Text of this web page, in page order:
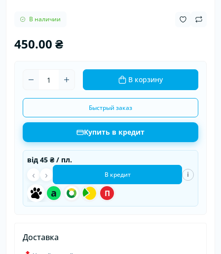
В наличии
450.00 ₴
В корзину
Быстрый заказ
Купить в кредит
від 45 ₴ / пл.
‹
a
П
› В кредит i
Доставка